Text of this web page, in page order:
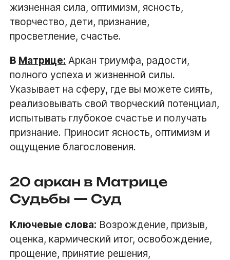
жизненная сила, оптимизм, ясность,
творчество, дети, признание,
просветление, счастье.
В Матрице: Аркан триумфа, радости,
полного успеха и жизненной силы.
Указывает на сферу, где вы можете сиять,
реализовывать свой творческий потенциал,
испытывать глубокое счастье и получать
признание. Приносит ясность, оптимизм и
ощущение благословения.
20 аркан в Матрице
Судьбы — Суд
Ключевые слова: Возрождение, призыв,
оценка, кармический итог, освобождение,
прощение, принятие решения,